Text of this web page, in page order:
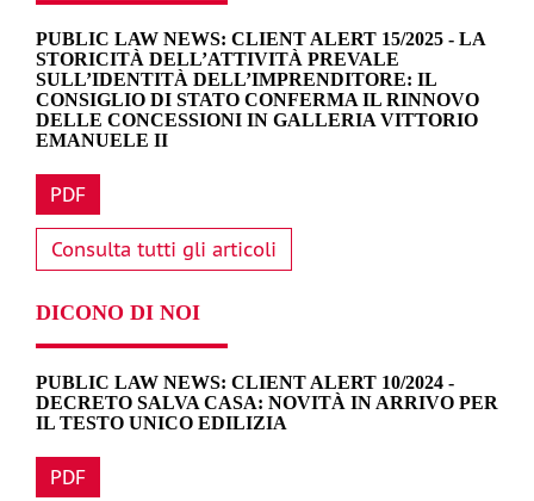
PUBLIC LAW NEWS: CLIENT ALERT 15/2025 - LA
STORICITÀ DELL’ATTIVITÀ PREVALE
SULL’IDENTITÀ DELL’IMPRENDITORE: IL
CONSIGLIO DI STATO CONFERMA IL RINNOVO
DELLE CONCESSIONI IN GALLERIA VITTORIO
EMANUELE II
PDF
Consulta tutti gli articoli
DICONO DI NOI
PUBLIC LAW NEWS: CLIENT ALERT 10/2024 -
DECRETO SALVA CASA: NOVITÀ IN ARRIVO PER
IL TESTO UNICO EDILIZIA
PDF